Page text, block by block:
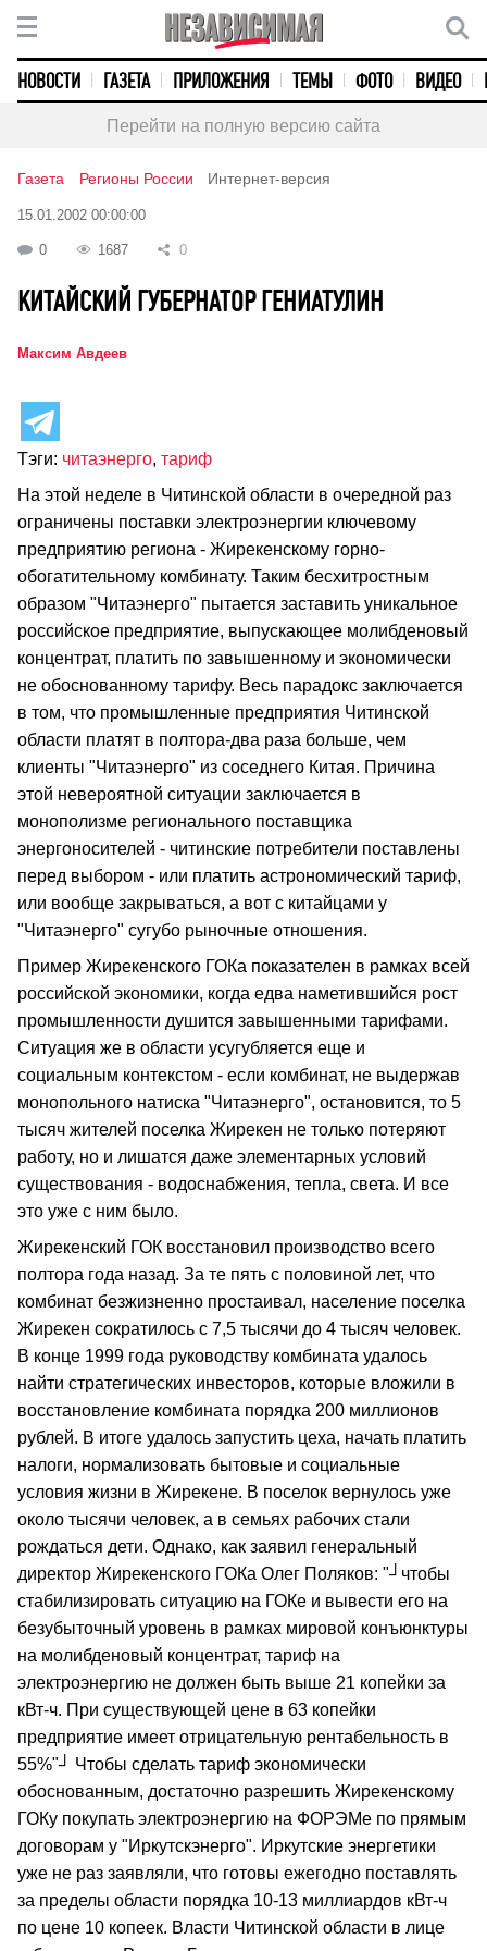
НОВОСТИ ГАЗЕТА ПРИЛОЖЕНИЯ ТЕМЫ ФОТО ВИДЕО
Перейти на полную версию сайта
Газета Регионы России Интернет-версия
15.01.2002 00:00:00
0 1687 0
КИТАЙСКИЙ ГУБЕРНАТОР ГЕНИАТУЛИН
Максим Авдеев
Тэги: читаэнерго, тариф
На этой неделе в Читинской области в очередной раз
ограничены поставки электроэнергии ключевому
предприятию региона - Жирекенскому горно-
обогатительному комбинату. Таким бесхитростным
образом "Читаэнерго" пытается заставить уникальное
российское предприятие, выпускающее молибденовый
концентрат, платить по завышенному и экономически
не обоснованному тарифу. Весь парадокс заключается
в том, что промышленные предприятия Читинской
области платят в полтора-два раза больше, чем
клиенты "Читаэнерго" из соседнего Китая. Причина
этой невероятной ситуации заключается в
монополизме регионального поставщика
энергоносителей - читинские потребители поставлены
перед выбором - или платить астрономический тариф,
или вообще закрываться, а вот с китайцами у
"Читаэнерго" сугубо рыночные отношения.
Пример Жирекенского ГОКа показателен в рамках всей
российской экономики, когда едва наметившийся рост
промышленности душится завышенными тарифами.
Ситуация же в области усугубляется еще и
социальным контекстом - если комбинат, не выдержав
монопольного натиска "Читаэнерго", остановится, то 5
тысяч жителей поселка Жирекен не только потеряют
работу, но и лишатся даже элементарных условий
существования - водоснабжения, тепла, света. И все
это уже с ним было.
Жирекенский ГОК восстановил производство всего
полтора года назад. За те пять с половиной лет, что
комбинат безжизненно простаивал, население поселка
Жирекен сократилось с 7,5 тысячи до 4 тысяч человек.
В конце 1999 года руководству комбината удалось
найти стратегических инвесторов, которые вложили в
восстановление комбината порядка 200 миллионов
рублей. В итоге удалось запустить цеха, начать платить
налоги, нормализовать бытовые и социальные
условия жизни в Жирекене. В поселок вернулось уже
около тысячи человек, а в семьях рабочих стали
рождаться дети. Однако, как заявил генеральный
директор Жирекенского ГОКа Олег Поляков: "┘чтобы
стабилизировать ситуацию на ГОКе и вывести его на
безубыточный уровень в рамках мировой конъюнктуры
на молибденовый концентрат, тариф на
электроэнергию не должен быть выше 21 копейки за
кВт-ч. При существующей цене в 63 копейки
предприятие имеет отрицательную рентабельность в
55%"┘ Чтобы сделать тариф экономически
обоснованным, достаточно разрешить Жирекенскому
ГОКу покупать электроэнергию на ФОРЭМе по прямым
договорам у "Иркутскэнерго". Иркутские энергетики
уже не раз заявляли, что готовы ежегодно поставлять
за пределы области порядка 10-13 миллиардов кВт-ч
по цене 10 копеек. Власти Читинской области в лице